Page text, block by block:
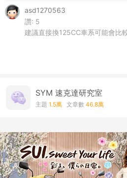
asd1270563
讚: 5
建議直接換125CC車系可能會比
SYM 速克達研究室
主題 1.5萬 文章數 46.8萬